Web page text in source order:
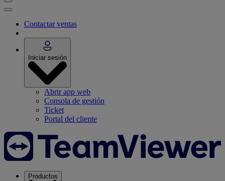
Contactar ventas
Iniciar sesión
Abrir app web
Consola de gestión
Ticket
Portal del cliente
Productos